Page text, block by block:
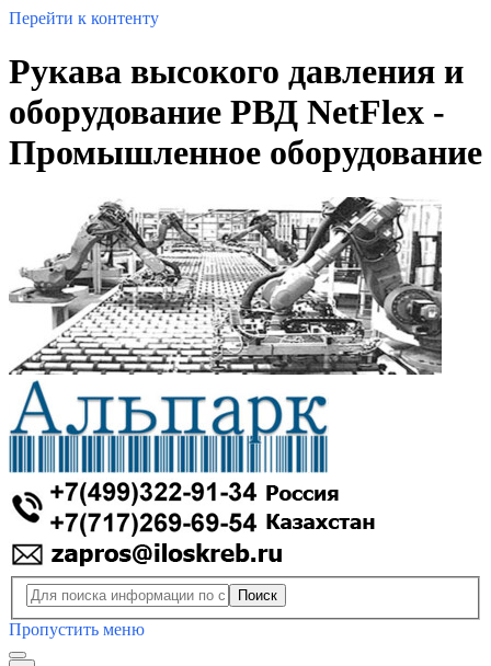
Перейти к контенту
Рукава высокого давления и
оборудование РВД NetFlex -
Промышленное оборудование
Поиск
Пропустить меню